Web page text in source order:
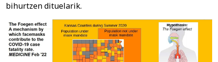
bihurtzen dituelarik.